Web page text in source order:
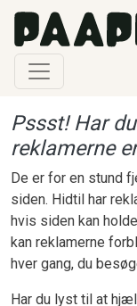
Gå til hovedindhold
Pssst! Har
reklamerne
De er for en stund
siden. Hidtil har
hvis siden kan
kan reklamerne
hver gang, du
Har du lyst til at